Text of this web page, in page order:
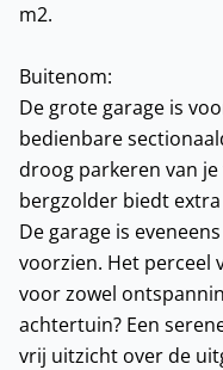
m2.
Buitenom:
De grote garage is
bedienbare
droog parkeren van
bergzolder biedt
De garage is
voorzien. Het perceel
voor zowel
achtertuin? Een
vrij uitzicht over de